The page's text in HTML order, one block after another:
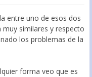
entre uno de esos dos
similares y respecto
los problemas de la
forma veo que es